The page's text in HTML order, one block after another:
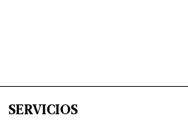
SERVICIOS